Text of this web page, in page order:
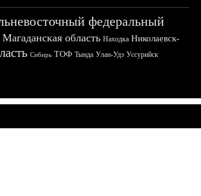
федеральный
Магаданская область Находка Николаевск-
Сибирь ТОФ Тында Улан-Удэ Уссурийск